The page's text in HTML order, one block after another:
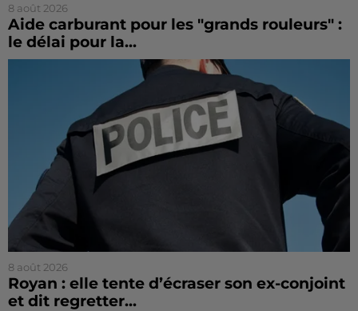
8 août 2026
Aide carburant pour les "grands rouleurs" :
le délai pour la...
8 août 2026
Royan : elle tente d’écraser son ex-conjoint
et dit regretter...